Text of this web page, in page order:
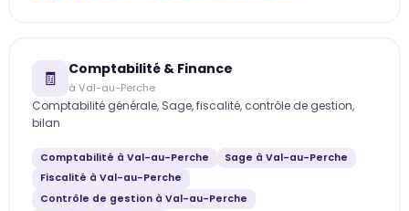
🧾 Comptabilité & Finance
à Val-au-Perche
Comptabilité générale, Sage, fiscalité, contrôle de gestion,
bilan
Comptabilité à Val-au-Perche
Sage à Val-au-Perche
Fiscalité à Val-au-Perche
Contrôle de gestion à Val-au-Perche